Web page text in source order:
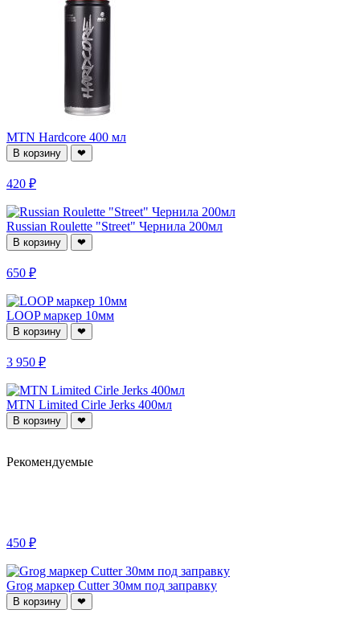
MTN Hardcore 400 мл
В корзину ❤
420 ₽
Russian Roulette "Street" Чернила 200мл
В корзину ❤
650 ₽
LOOP маркер 10мм
В корзину ❤
3 950 ₽
MTN Limited Cirle Jerks 400мл
В корзину ❤
Рекомендуемые
450 ₽
Grog маркер Cutter 30мм под заправку
В корзину ❤